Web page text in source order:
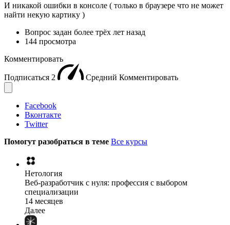
И никакой ошибки в консоле ( только в браузере что не может
найти некую картику )
Вопрос задан более трёх лет назад
144 просмотра
Комментировать
Подписаться 2 Средний Комментировать
Facebook
Вконтакте
Twitter
Помогут разобраться в теме Все курсы
Нетология
Веб-разработчик с нуля: профессия с выбором
специализации
14 месяцев
Далее